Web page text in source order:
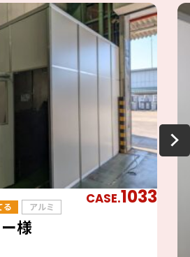
CASE.1033
る アルミ
様